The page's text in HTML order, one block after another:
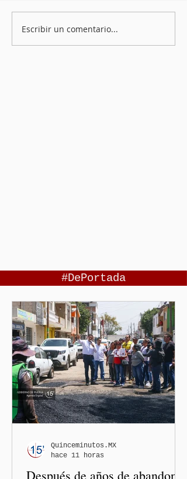
Escribir un comentario...
#DePortada
Después de años de abandono,
Quinceminutos.MX
hace 11 horas